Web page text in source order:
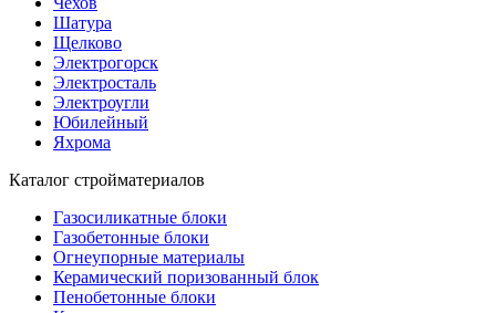
Шатура
Щелково
Электрогорск
Электросталь
Электроугли
Юбилейный
Яхрома
Каталог стройматериалов
Газосиликатные блоки
Газобетонные блоки
Огнеупорные материалы
Керамический поризованный блок
Пенобетонные блоки